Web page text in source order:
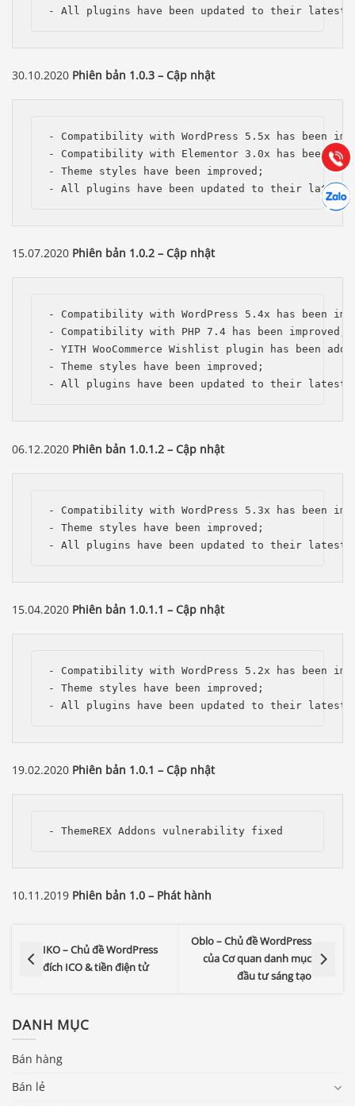
- All plugins have been updated to their latest
30.10.2020 Phiên bản 1.0.3 – Cập nhật
- Compatibility with WordPress 5.5x has been
- Compatibility with Elementor 3.0x has been
- Theme styles have been improved;
- All plugins have been updated to their latest
15.07.2020 Phiên bản 1.0.2 – Cập nhật
- Compatibility with WordPress 5.4x has been
- Compatibility with PHP 7.4 has been improved;
- YITH WooCommerce Wishlist plugin has been
- Theme styles have been improved;
- All plugins have been updated to their latest
06.12.2020 Phiên bản 1.0.1.2 – Cập nhật
- Compatibility with WordPress 5.3x has been
- Theme styles have been improved;
- All plugins have been updated to their latest
15.04.2020 Phiên bản 1.0.1.1 – Cập nhật
- Compatibility with WordPress 5.2x has been
- Theme styles have been improved;
- All plugins have been updated to their latest
19.02.2020 Phiên bản 1.0.1 – Cập nhật
- ThemeREX Addons vulnerability fixed
10.11.2019 Phiên bản 1.0 – Phát hành
IKO – Chủ đề WordPress
đích ICO & tiền điện tử
Oblo – Chủ đề WordPress
của Cơ quan danh mục
đầu tư sáng tạo
DANH MỤC
Bán hàng
Bán lẻ
Gọi
(028) 22.166.144
Chát
Tư vấn
Hợp tác